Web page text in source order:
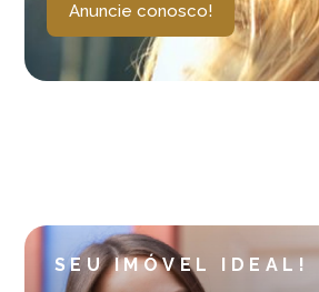
Anuncie conosco!
SEU IMÓVEL IDEAL!